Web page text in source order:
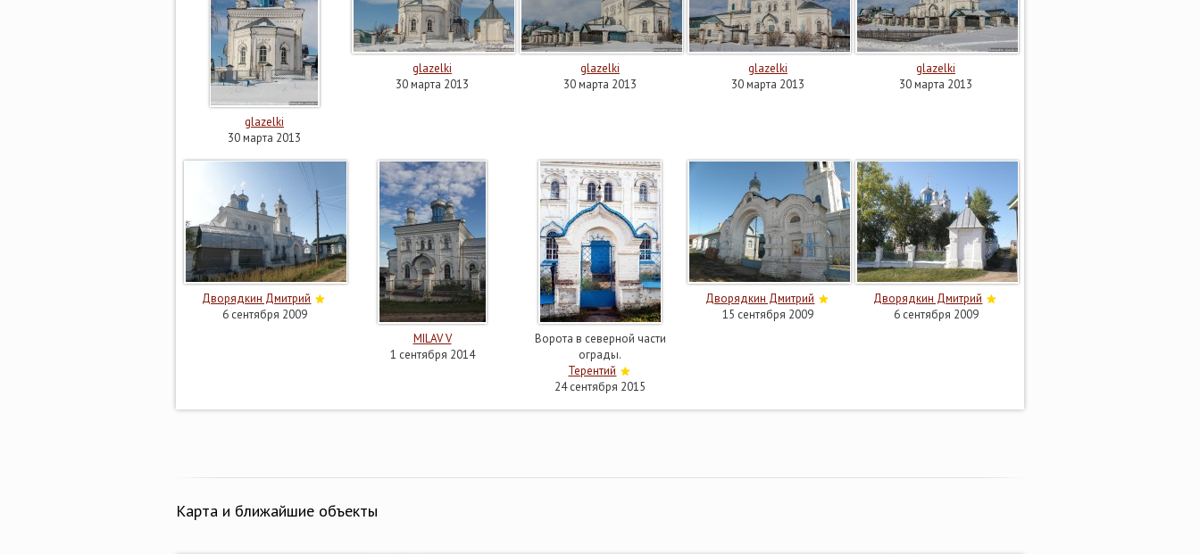
glazelki
30 марта 2013
glazelki
30 марта 2013
glazelki
30 марта 2013
glazelki
30 марта 2013
glazelki
30 марта 2013
Дворядкин Дмитрий
6 сентября 2009
MILAV V
1 сентября 2014
Ворота в северной части
ограды.
Терентий
24 сентября 2015
Дворядкин Дмитрий
15 сентября 2009
Дворядкин Дмитрий
6 сентября 2009
Карта и ближайшие объекты